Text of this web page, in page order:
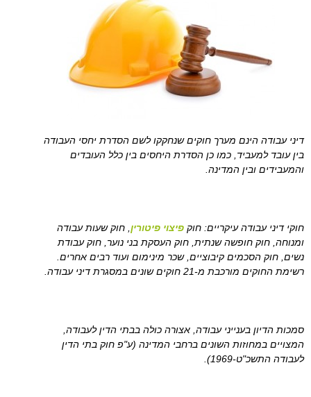
דיני עבודה הינם מערך חוקים שנחקקו לשם הסדרת יחסי העבודה
בין עובד למעביד, כמו כן הסדרת היחסים בין כלל העובדים
והמעבידים ובין המדינה.
חוקי דיני עבודה עיקריים: חוק פיצוי פיטורין , חוק שעות עבודה
ומנוחה, חוק חופשה שנתית, חוק העסקת בני נוער, חוק עבודת
נשים, חוק הסכמים קיבוציים, שכר מינימום ועוד רבים אחרים.
רשימת החוקים מורכבת מ-21 חוקים שונים במסגרת דיני עבודה.
סמכות הדיון בענייני עבודה, אצורה כולה בבתי הדין לעבודה,
המצויים במחוזות השונים ברחבי המדינה (ע"פ חוק בתי הדין
לעבודה התשכ"ט-1969).